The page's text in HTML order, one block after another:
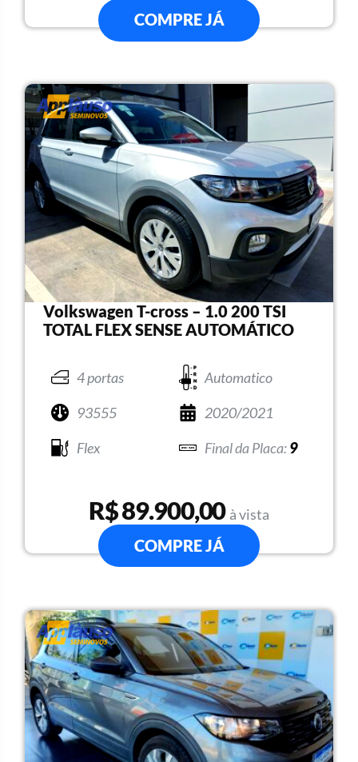
COMPRE JÁ
Volkswagen T-cross – 1.0 200 TSI
TOTAL FLEX SENSE AUTOMÁTICO
4 portas
Automatico
93555
2020/2021
Flex
9
R$ 89.900,00 à vista
COMPRE JÁ